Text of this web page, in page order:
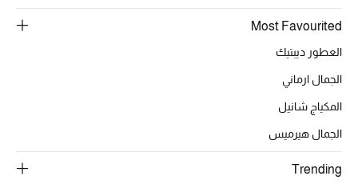
أبرز المصممين
تسوقوا الحقائب
Most Favourited
العطور ديبتيك
الجمال ارماني
المكياج شانيل
الجمال هيرميس
Trending